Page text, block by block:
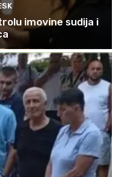
imovine sudija i